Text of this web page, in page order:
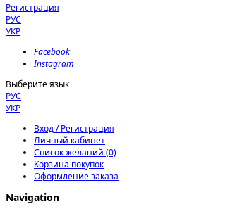
Регистрация
РУС
УКР
Facebook
Instagram
Выберите язык
РУС
УКР
Вход / Регистрация
Личный кабинет
Список желаний (0)
Корзина покупок
Оформление заказа
Navigation